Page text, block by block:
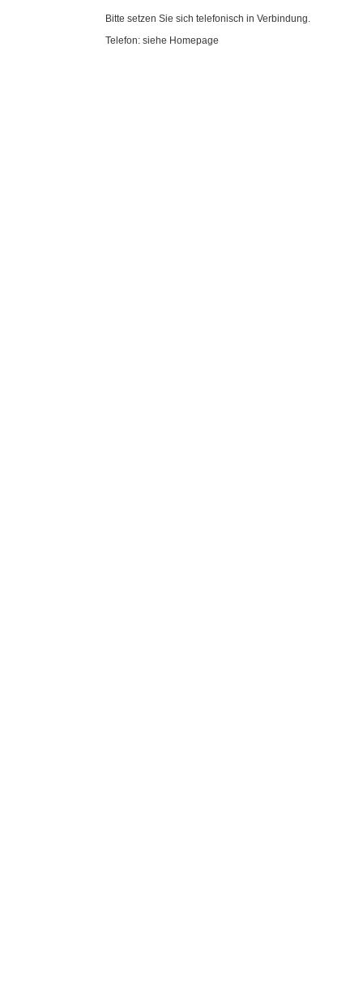
Bitte setzen Sie sich telefonisch in Verbindung.
Telefon: siehe Homepage